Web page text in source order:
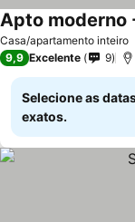
Casa/apartamento inteiro
Apto moderno
9,9 Excelente 9
Selecione as
exatos.